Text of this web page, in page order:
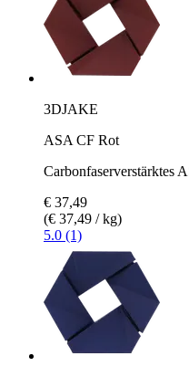
3DJAKE
ASA CF Rot
Carbonfaserverstärktes
€ 37,49
(€ 37,49 / kg)
5.0 (1)